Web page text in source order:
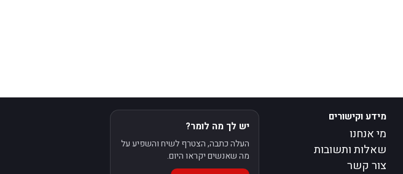
מידע וקישורים
מי אנחנו
שאלות ותשובות
צור קשר
יש לך מה לומר?
העלה כתבה, הצטרף לשיח והשפיע על
מה שאנשים יקראו היום.